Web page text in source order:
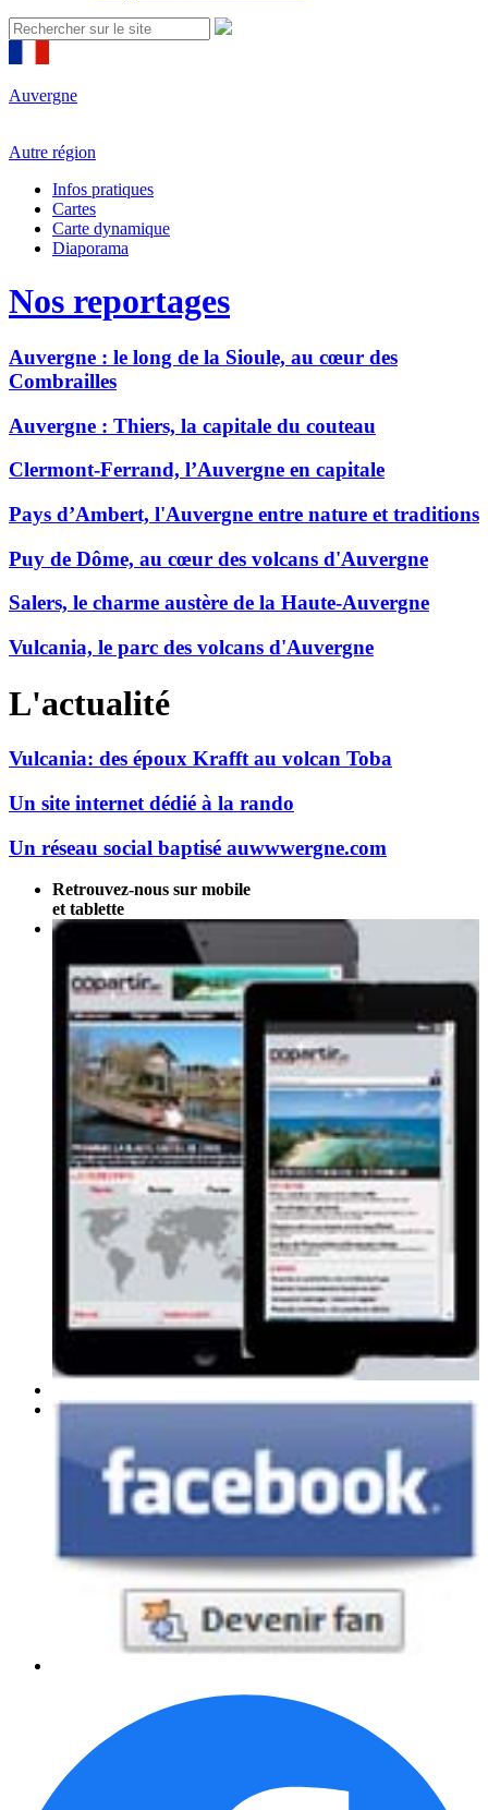
Auvergne
Autre région
Infos pratiques
Cartes
Carte dynamique
Diaporama
Nos reportages
Auvergne : le long de la Sioule, au cœur des
Combrailles
Auvergne : Thiers, la capitale du couteau
Clermont-Ferrand, l’Auvergne en capitale
Pays d’Ambert, l'Auvergne entre nature et traditions
Puy de Dôme, au cœur des volcans d'Auvergne
Salers, le charme austère de la Haute-Auvergne
Vulcania, le parc des volcans d'Auvergne
L'actualité
Vulcania: des époux Krafft au volcan Toba
Un site internet dédié à la rando
Un réseau social baptisé auwwwergne.com
Retrouvez-nous sur mobile
et tablette